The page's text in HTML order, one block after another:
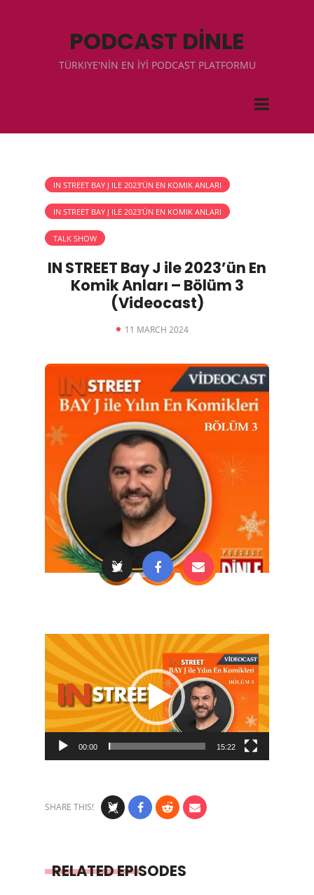
PODCAST DİNLE
TÜRKIYE'NİN EN İYİ PODCAST PLATFORMU
IN STREET BAY J ILE 2023’ÜN EN KOMIK ANLARI
IN STREET BAY J ILE 2023'ÜN EN KOMIK ANLARI
TALK SHOW
IN STREET Bay J ile 2023’ün En
Komik Anları – Bölüm 3
(Videocast)
11 MARCH 2024
Video
Player
00:00 15:22
SHARE THIS!
RELATED EPISODES